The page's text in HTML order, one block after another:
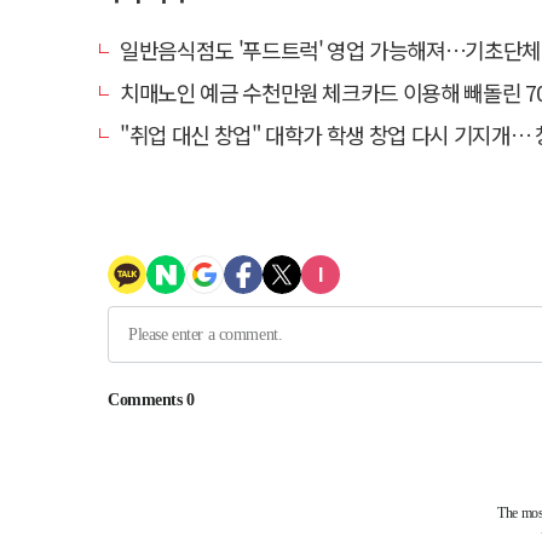
일반음식점도 '푸드트럭' 영업 가능해져…기초단체별 조례 개정
치매노인 예금 수천만원 체크카드 이용해 빼돌린 70대 간병인,
"취업 대신 창업" 대학가 학생 창업 다시 기지개… 창업자·기업·매출 동